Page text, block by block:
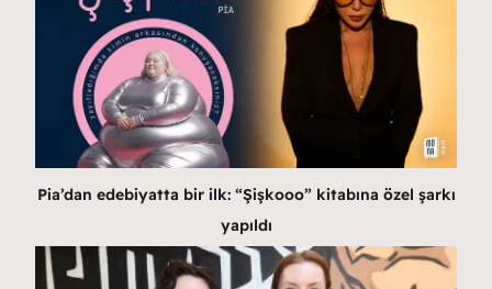
Pia’dan edebiyatta bir ilk: “Şişkooo” kitabına özel şarkı
yapıldı